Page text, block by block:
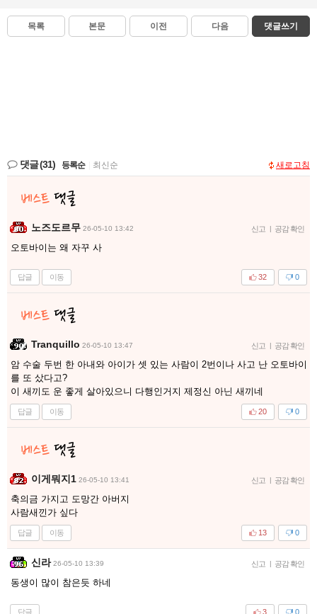
목록 본문 이전 다음 댓글쓰기
댓글(31) 등록순 최신순 새로고침
노즈도르무 26-05-10 13:42 신고 | 공감 확인
오토바이는 왜 자꾸 사
답글 이동 0
32
Tranquillo 26-05-10 13:47 신고 | 공감 확인
암 수술 두번 한 아내와 아이가 셋 있는 사람이 2번이나 사고 난 오토바이
를 또 샀다고?
이 새끼도 운 좋게 살아있으니 다행인거지 제정신 아닌 새끼네
답글 이동 0
20
이게뭐지1 26-05-10 13:41 신고 | 공감 확인
축의금 가지고 도망간 아버지
사람새낀가 싶다
답글 이동 0
13
신라 26-05-10 13:39 신고 | 공감 확인
동생이 많이 참은듯 하네
답글 0
3